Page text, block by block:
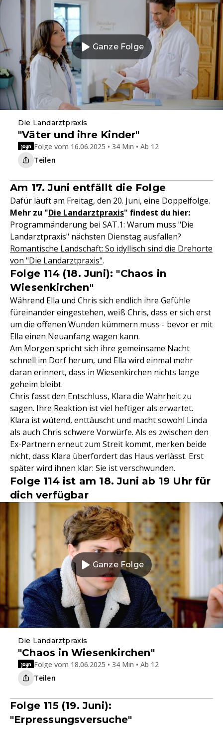
Ganze Folge
Die Landarztpraxis
"Väter und ihre Kinder"
Folge vom 16.06.2025 • 34 Min • Ab 12
Teilen
Am 17. Juni entfällt die Folge
Dafür läuft am Freitag, den 20. Juni, eine Doppelfolge.
Mehr zu "Die Landarztpraxis" findest du hier:
Programmänderung bei SAT.1: Warum muss "Die
Landarztpraxis" nächsten Dienstag ausfallen?
Romantische Landschaft: So idyllisch sind die Drehorte
von "Die Landarztpraxis".
Folge 114 (18. Juni): "Chaos in
Wiesenkirchen"
Während Ella und Chris sich endlich ihre Gefühle
füreinander eingestehen, weiß Chris, dass er sich erst
um die offenen Wunden kümmern muss - bevor er mit
Ella einen Neuanfang wagen kann.
Am Morgen spricht sich ihre gemeinsame Nacht
schnell im Dorf herum, und Ella wird einmal mehr
daran erinnert, dass in Wiesenkirchen nichts lange
geheim bleibt.
Chris fasst den Entschluss, Klara die Wahrheit zu
sagen. Ihre Reaktion ist viel heftiger als erwartet.
Klara ist wütend, enttäuscht und macht sowohl Linda
als auch Chris schwere Vorwürfe. Als es zwischen den
Ex-Partnern erneut zum Streit kommt, merken beide
nicht, dass Klara überfordert das Haus verlässt. Erst
später wird ihnen klar: Sie ist verschwunden.
Folge 114 ist am 18. Juni ab 19 Uhr für
dich verfügbar
Ganze Folge
Die Landarztpraxis
"Chaos in Wiesenkirchen"
Folge vom 18.06.2025 • 34 Min • Ab 12
Teilen
Folge 115 (19. Juni):
"Erpressungsversuche"